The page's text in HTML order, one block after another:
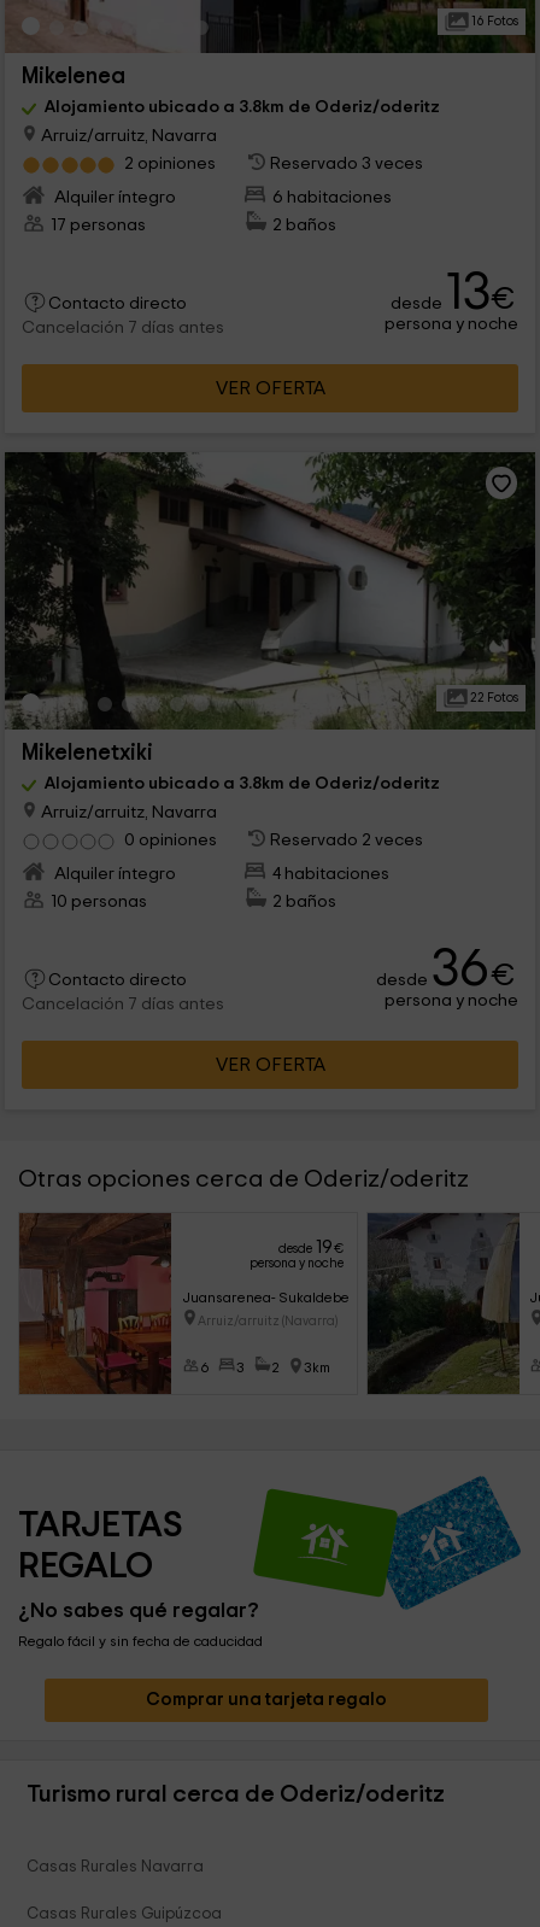
16 Fotos
Mikelenea
Alojamiento ubicado a 3.8km de Oderiz/oderitz
Arruiz/arruitz, Navarra
2 opiniones
Reservado 3 veces
Alquiler íntegro
6 habitaciones
17 personas
2 baños
Contacto directo
Cancelación 7 días antes
desde 13€
persona y noche
VER OFERTA
22 Fotos
Mikelenetxiki
Alojamiento ubicado a 3.8km de Oderiz/oderitz
Arruiz/arruitz, Navarra
0 opiniones
Reservado 2 veces
Alquiler íntegro
4 habitaciones
10 personas
2 baños
Contacto directo
Cancelación 7 días antes
desde 36€
persona y noche
VER OFERTA
Otras opciones cerca de Oderiz/oderitz
desde 19€
persona y noche
Juansarenea- Sukaldeberri
Arruiz/arruitz (Navarra)
6 3 2 3km
TARJETAS
REGALO
¿No sabes qué regalar?
Regalo fácil y sin fecha de caducidad
Comprar una tarjeta regalo
Turismo rural cerca de Oderiz/oderitz
Casas Rurales Navarra
Casas Rurales Guipúzcoa